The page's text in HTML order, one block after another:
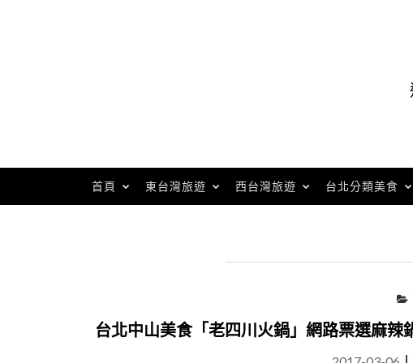
首頁 東台灣旅遊 西台灣旅遊 台北分類美食
台北中山美食「老四川火鍋」網路票選麻辣